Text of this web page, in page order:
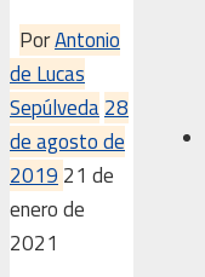
PorAntonio
de Lucas
Sepúlveda28
de agosto de
2019 21 de
enero de
2021